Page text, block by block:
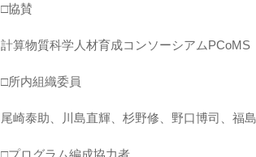
□協賛
計算物質科学人材育成コンソーシアムPCoMS
□所内組織委員
尾崎泰助、川島直輝、杉野修、野口博司、福
□プログラム編成協力者